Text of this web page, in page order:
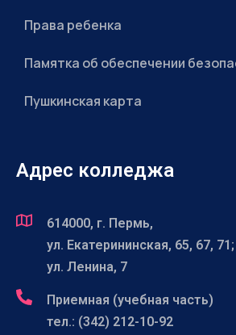
Права ребенка
Памятка об обеспечении
Пушкинская карта
Адрес колледжа
614000, г. Пермь,
ул. Екатерининская, 65, 67, 71;
ул. Ленина, 7
Приемная (учебная часть)
тел.: (342) 212-10-92